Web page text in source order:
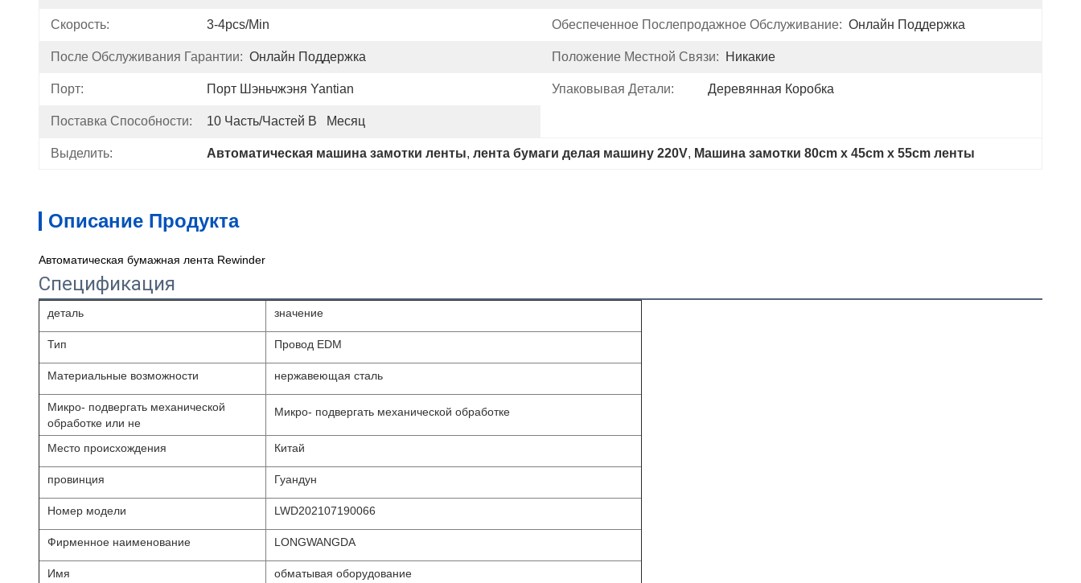
Скорость: 3-4pcs/min Обеспеченное Послепродажное Обслуживание: Онлайн Поддержка
После Обслуживания Гарантии: Онлайн Поддержка Положение Местной Связи: Никакие
Порт: Порт Шэньчжэня Yantian Упаковывая Детали: Деревянная Коробка
Поставка Способности: 10 Часть/частей В   Месяц
Выделить: Автоматическая машина замотки ленты, лента бумаги делая машину 220V, Машина замотки 80cm x 45cm x 55cm ленты
Описание Продукта
Автоматическая бумажная лента Rewinder
Спецификация
деталь значение
Тип Провод EDM
Материальные возможности нержавеющая сталь
Микро- подвергать механической
обработке или не
Микро- подвергать механической обработке
Место происхождения Китай
провинция Гуандун
Номер модели LWD202107190066
Фирменное наименование LONGWANGDA
Имя обматывая оборудование